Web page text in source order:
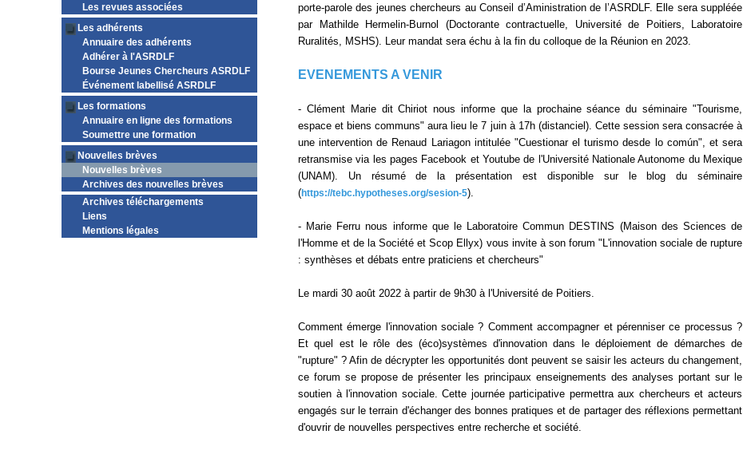
Les revues associées
Les adhérents
Annuaire des adhérents
Adhérer à l'ASRDLF
Bourse Jeunes Chercheurs ASRDLF
Événement labellisé ASRDLF
Les formations
Annuaire en ligne des formations
Soumettre une formation
Nouvelles brèves
Nouvelles brèves
Archives des nouvelles brèves
Archives téléchargements
Liens
Mentions légales
porte-parole des jeunes chercheurs au Conseil d’Aministration de l’ASRDLF. Elle sera suppléée
par Mathilde Hermelin-Burnol (Doctorante contractuelle, Université de Poitiers, Laboratoire
Ruralités, MSHS). Leur mandat sera échu à la fin du colloque de la Réunion en 2023.
EVENEMENTS A VENIR
- Clément Marie dit Chiriot nous informe que la prochaine séance du séminaire "Tourisme,
espace et biens communs" aura lieu le 7 juin à 17h (distanciel). Cette session sera consacrée à
une intervention de Renaud Lariagon intitulée "Cuestionar el turismo desde lo común", et sera
retransmise via les pages Facebook et Youtube de l'Université Nationale Autonome du Mexique
(UNAM). Un résumé de la présentation est disponible sur le blog du séminaire
(https://tebc.hypotheses.org/sesion-5).
- Marie Ferru nous informe que le Laboratoire Commun DESTINS (Maison des Sciences de
l'Homme et de la Société et Scop Ellyx) vous invite à son forum "L'innovation sociale de rupture
: synthèses et débats entre praticiens et chercheurs"
Le mardi 30 août 2022 à partir de 9h30 à l'Université de Poitiers.
Comment émerge l'innovation sociale ? Comment accompagner et pérenniser ce processus ?
Et quel est le rôle des (éco)systèmes d'innovation dans le déploiement de démarches de
"rupture" ? Afin de décrypter les opportunités dont peuvent se saisir les acteurs du changement,
ce forum se propose de présenter les principaux enseignements des analyses portant sur le
soutien à l'innovation sociale. Cette journée participative permettra aux chercheurs et acteurs
engagés sur le terrain d'échanger des bonnes pratiques et de partager des réflexions permettant
d'ouvrir de nouvelles perspectives entre recherche et société.